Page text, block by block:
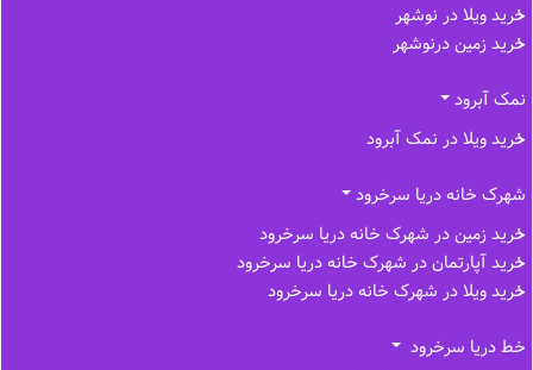
خرید ویلا در نوشهر
خرید زمین درنوشهر
نمک آبرود
خرید ویلا در نمک آبرود
شهرک خانه دریا سرخرود
خرید زمین در شهرک خانه دریا سرخرود
خرید آپارتمان در شهرک خانه دریا سرخرود
خرید ویلا در شهرک خانه دریا سرخرود
خط دریا سرخرود